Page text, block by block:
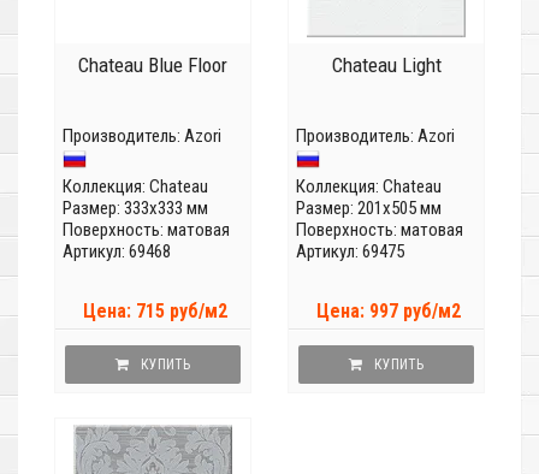
Chateau Blue Floor
Производитель: Azori
Коллекция: Chateau
Размер: 333x333 мм
Поверхность: матовая
Артикул: 69468
Цена: 715 руб/м2
КУПИТЬ
Chateau Light
Производитель: Azori
Коллекция: Chateau
Размер: 201x505 мм
Поверхность: матовая
Артикул: 69475
Цена: 997 руб/м2
КУПИТЬ